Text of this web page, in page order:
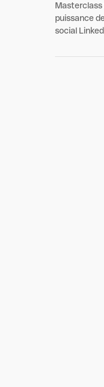
Masterclass
puissance
social